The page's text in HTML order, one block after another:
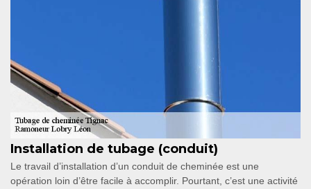
Installation de tubage (conduit)
Le travail d’installation d’un conduit de cheminée est une
opération loin d’être facile à accomplir. Pourtant, c’est une activité